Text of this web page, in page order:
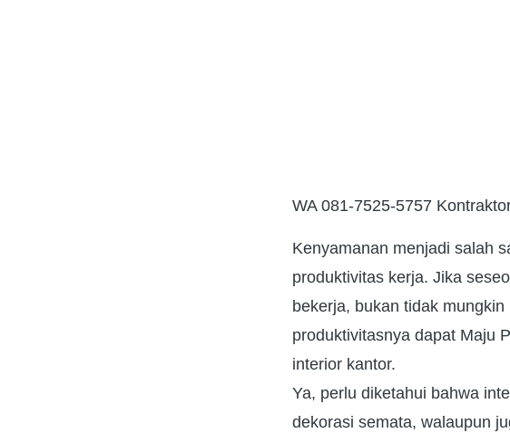
WA 081-7525-5757
Kenyamanan menjadi salah
produktivitas kerja. Jika
bekerja, bukan tidak
produktivitasnya dapat Maju
interior kantor.
Ya, perlu diketahui bahwa
dekorasi semata, walaupun